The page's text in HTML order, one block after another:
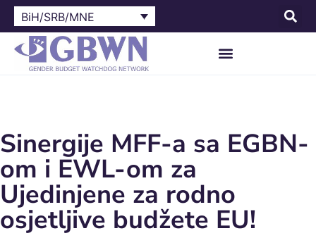
BiH/SRB/MNE
Sinergije MFF-a sa EGBN-
om i EWL-om za
Ujedinjene za rodno
osjetljive budžete EU!